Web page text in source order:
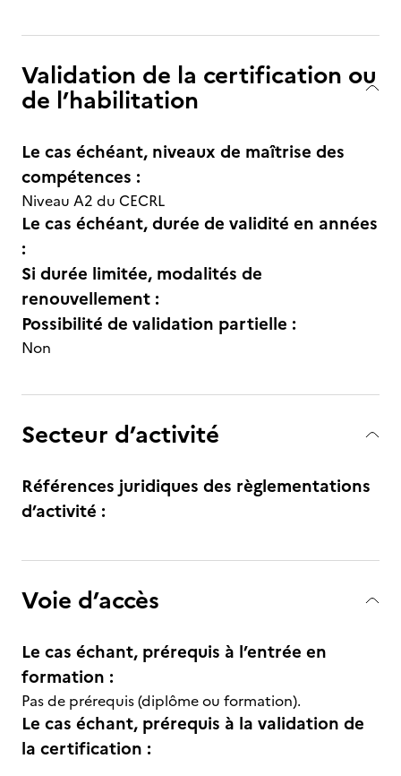
Validation de la certification ou
de l’habilitation
Le cas échéant, niveaux de maîtrise des
compétences :
Niveau A2 du CECRL
Le cas échéant, durée de validité en années
:
Si durée limitée, modalités de
renouvellement :
Possibilité de validation partielle :
Non
Secteur d’activité
Références juridiques des règlementations
d’activité :
Voie d’accès
Le cas échant, prérequis à l’entrée en
formation :
Pas de prérequis (diplôme ou formation).
Le cas échant, prérequis à la validation de
la certification :